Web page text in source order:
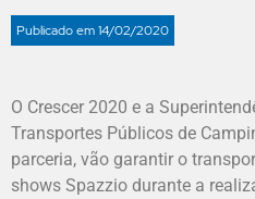
Publicado em14/02/2020
O Crescer 2020 e a
Transportes Públicos de
parceria, vão garantir o
shows Spazzio durante a